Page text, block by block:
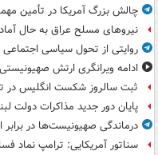
چالش بزرگ آمریکا در تأمین
نیروهای مسلح عراق به حال
روایتی از تحول سیاسی اجتماعی
ادامه ویرانگری ارتش
ثبت سالروز شکست انگلیس در
پایان دور جدید مذاکرات دولت
درماندگی صهیونیست‌ها در برابر
سناتور آمریکایی: ترامپ نماد